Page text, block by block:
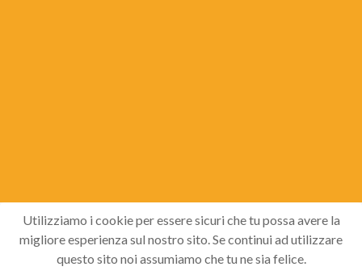
Utilizziamo i cookie per essere sicuri che tu possa avere la
migliore esperienza sul nostro sito. Se continui ad utilizzare
questo sito noi assumiamo che tu ne sia felice.